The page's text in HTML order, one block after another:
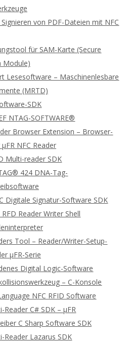
von PDF-Dateien mit NFC
für SAM-Karte (Secure
Module)
Lesesoftware – Maschinenlesbare
(MRTD)
SDK
NTAG-SOFTWARE®
Browser Extension – Browser-
NFC Reader
Multi-reader SDK
424 DNA-Tag-
Digitale Signatur-Software SDK
RFD Reader Writer Shell
Tool – Reader/Writer-Setup-
μFR-Serie
Digital Logic-Software
– C-Konsole
NFC RFID Software
Reader C# SDK – μFR
C Sharp Software SDK
Reader Lazarus SDK